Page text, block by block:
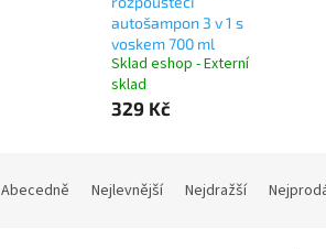
autošampon 3 v 1 s
voskem 700 ml
Sklad eshop - Externí
sklad
329 Kč
Abecedně Nejlevnější Nejdražší